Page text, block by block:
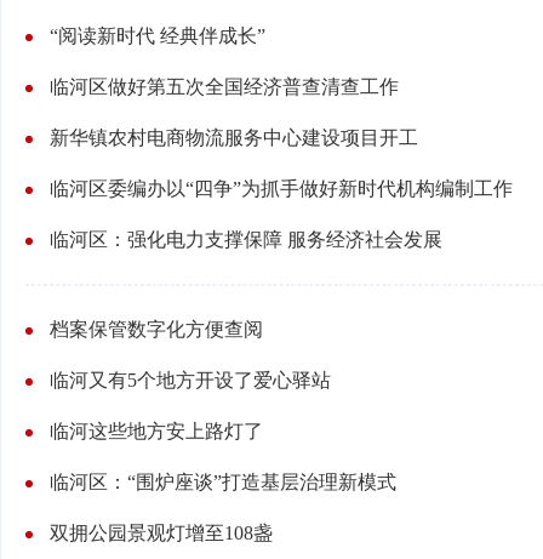
“阅读新时代 经典伴成长”
临河区做好第五次全国经济普查清查工作
新华镇农村电商物流服务中心建设项目开工
临河区委编办以“四争”为抓手做好新时代机构编制工作
临河区：强化电力支撑保障 服务经济社会发展
档案保管数字化方便查阅
临河又有5个地方开设了爱心驿站
临河这些地方安上路灯了
临河区：“围炉座谈”打造基层治理新模式
双拥公园景观灯增至108盏